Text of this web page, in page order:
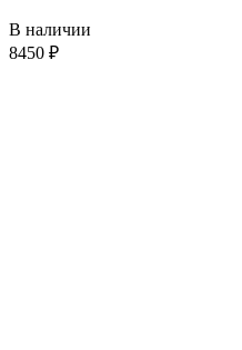
В наличии
8450 ₽